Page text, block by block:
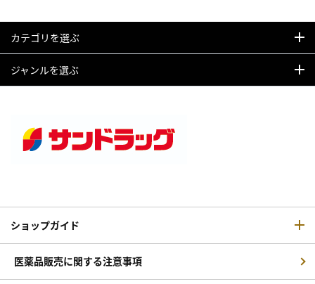
カテゴリを選ぶ
ジャンルを選ぶ
ショップガイド
医薬品販売に関する注意事項